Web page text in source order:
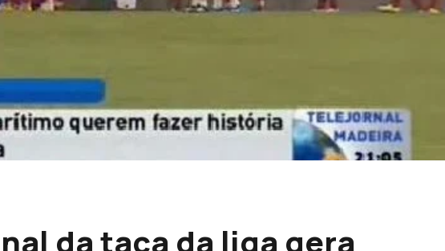
da taça da liga gera